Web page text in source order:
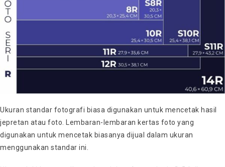
Ukuran standar fotografi biasa digunakan untuk mencetak hasil
jepretan atau foto. Lembaran-lembaran kertas foto yang
digunakan untuk mencetak biasanya dijual dalam ukuran
menggunakan standar ini.